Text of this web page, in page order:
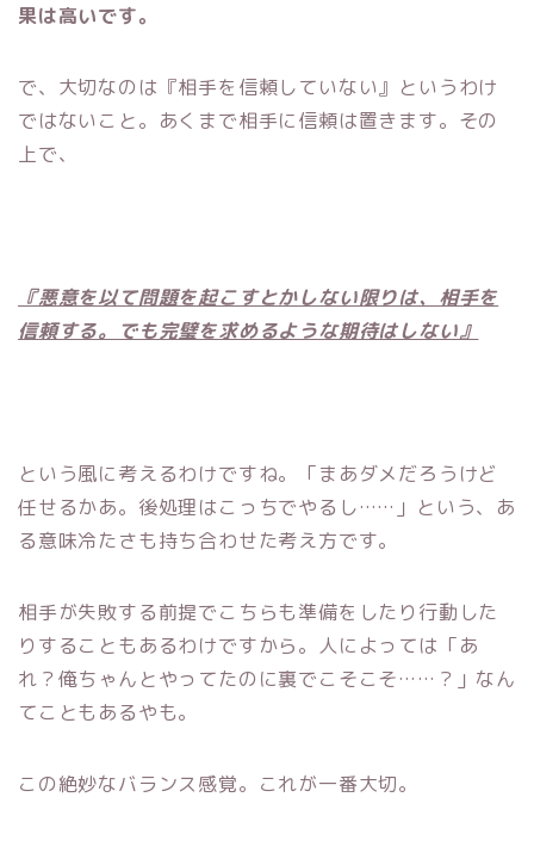
果は高いです。
で、大切なのは『相手を信頼していない』というわけ
ではないこと。あくまで相手に信頼は置きます。その
上で、
『悪意を以て問題を起こすとかしない限りは、相手を
信頼する。でも完璧を求めるような期待はしない』
という風に考えるわけですね。「まあダメだろうけど
任せるかあ。後処理はこっちでやるし……」という、あ
る意味冷たさも持ち合わせた考え方です。
相手が失敗する前提でこちらも準備をしたり行動した
りすることもあるわけですから。人によっては「あ
れ？俺ちゃんとやってたのに裏でこそこそ……？」なん
てこともあるやも。
この絶妙なバランス感覚。これが一番大切。